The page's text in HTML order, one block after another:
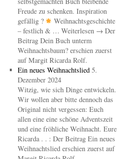
Freude zu schenken. Inspiration
gefällig ?
Weihnachtsgeschichte
– festlich & … Weiterlesen → Der
Beitrag Dein Buch unterm
Weihnachtsbaum? erschien zuerst
auf Margit Ricarda Rolf.
Ein neues Weihnachtslied 5.
Dezember 2024
Witzig, wie sich Dinge entwickeln.
Wir wollen aber bitte dennoch das
Original nicht vergessen: Euch
allen eine eine schöne Adventszeit
und eine fröhliche Weihnacht. Eure
Ricarda . . : Der Beitrag Ein neues
Weihnachtslied erschien zuerst auf